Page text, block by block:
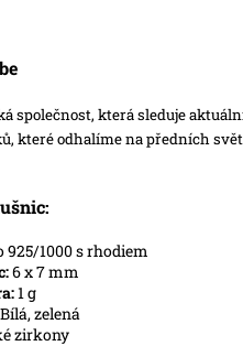
společnost, která sleduje
které odhalíme na předních
925/1000 s rhodiem
6 x 7 mm
1 g
Bílá, zelená
zirkony